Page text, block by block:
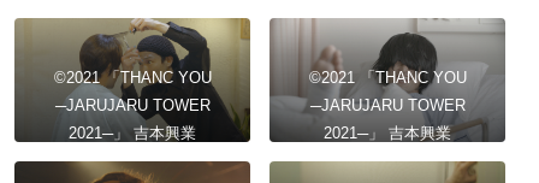
©︎2021 「THANC YOU
─JARUJARU TOWER
2021─」 吉本興業
©︎2021 「THANC YOU
─JARUJARU TOWER
2021─」 吉本興業